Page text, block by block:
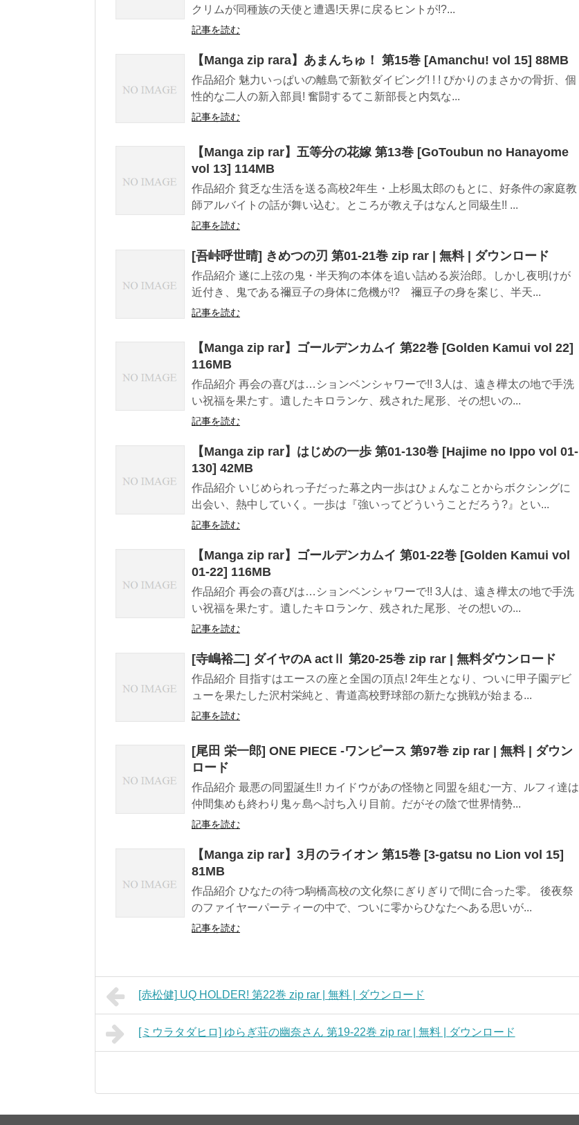
クリムが同種族の天使と遭遇!天界に戻るヒントが!?...
記事を読む
【Manga zip rara】あまんちゅ！ 第15巻 [Amanchu! vol 15] 88MB
作品紹介 魅力いっぱいの離島で新歓ダイビング! ! ! ぴかりのまさかの骨折、個
性的な二人の新入部員! 奮闘するてこ新部長と内気な...
記事を読む
【Manga zip rar】五等分の花嫁 第13巻 [GoToubun no Hanayome
vol 13] 114MB
作品紹介 貧乏な生活を送る高校2年生・上杉風太郎のもとに、好条件の家庭教
師アルバイトの話が舞い込む。ところが教え子はなんと同級生!! ...
記事を読む
[吾峠呼世晴] きめつの刃 第01-21巻 zip rar | 無料 | ダウンロード
作品紹介 遂に上弦の鬼・半天狗の本体を追い詰める炭治郎。しかし夜明けが
近付き、鬼である禰豆子の身体に危機が!? 禰豆子の身を案じ、半天...
記事を読む
【Manga zip rar】ゴールデンカムイ 第22巻 [Golden Kamui vol 22]
116MB
作品紹介 再会の喜びは…ションベンシャワーで!! 3人は、遠き樺太の地で手洗
い祝福を果たす。遺したキロランケ、残された尾形、その想いの...
記事を読む
【Manga zip rar】はじめの一歩 第01-130巻 [Hajime no Ippo vol 01-
130] 42MB
作品紹介 いじめられっ子だった幕之内一歩はひょんなことからボクシングに
出会い、熱中していく。一歩は『強いってどういうことだろう?』とい...
記事を読む
【Manga zip rar】ゴールデンカムイ 第01-22巻 [Golden Kamui vol
01-22] 116MB
作品紹介 再会の喜びは…ションベンシャワーで!! 3人は、遠き樺太の地で手洗
い祝福を果たす。遺したキロランケ、残された尾形、その想いの...
記事を読む
[寺嶋裕二] ダイヤのA actⅡ 第20-25巻 zip rar | 無料ダウンロード
作品紹介 目指すはエースの座と全国の頂点! 2年生となり、ついに甲子園デビ
ューを果たした沢村栄純と、青道高校野球部の新たな挑戦が始まる...
記事を読む
[尾田 栄一郎] ONE PIECE -ワンピース 第97巻 zip rar | 無料 | ダウン
ロード
作品紹介 最悪の同盟誕生!! カイドウがあの怪物と同盟を組む一方、ルフィ達は
仲間集めも終わり鬼ヶ島へ討ち入り目前。だがその陰で世界情勢...
記事を読む
【Manga zip rar】3月のライオン 第15巻 [3-gatsu no Lion vol 15]
81MB
作品紹介 ひなたの待つ駒橋高校の文化祭にぎりぎりで間に合った零。 後夜祭
のファイヤーパーティーの中で、ついに零からひなたへある思いが...
記事を読む
[赤松健] UQ HOLDER! 第22巻 zip rar | 無料 | ダウンロード
[ミウラタダヒロ] ゆらぎ荘の幽奈さん 第19-22巻 zip rar | 無料 | ダウンロード